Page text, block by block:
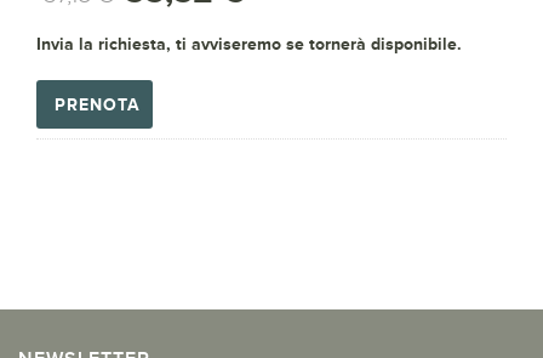
Invia la richiesta, ti avviseremo se tornerà disponibile.
PRENOTA